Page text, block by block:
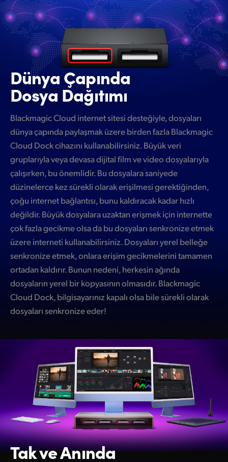
Dünya Çapında
Dosya Dağıtımı
Blackmagic Cloud internet sitesi desteğiyle, dosyaları
dünya çapında paylaşmak üzere birden fazla Blackmagic
Cloud Dock cihazını kullanabilirsiniz. Büyük veri
gruplarıyla veya devasa dijital film ve video dosyalarıyla
çalışırken, bu önemlidir. Bu dosyalara saniyede
düzinelerce kez sürekli olarak erişilmesi gerektiğinden,
çoğu internet bağlantısı, bunu kaldıracak kadar hızlı
değildir. Büyük dosyalara uzaktan erişmek için internette
çok fazla gecikme olsa da bu dosyaları senkronize etmek
üzere interneti kullanabilirsiniz. Dosyaları yerel belleğe
senkronize etmek, onlara erişim gecikmelerini tamamen
ortadan kaldırır. Bunun nedeni, herkesin ağında
dosyaların yerel bir kopyasının olmasıdır. Blackmagic
Cloud Dock, bilgisayarınız kapalı olsa bile sürekli olarak
dosyaları senkronize eder!
Tak ve Anında